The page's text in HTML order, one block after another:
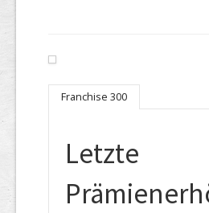
Franchise 300
Letzte